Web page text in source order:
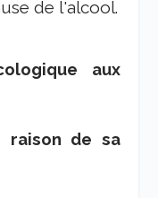
de l'alcool.
aux
raison de sa